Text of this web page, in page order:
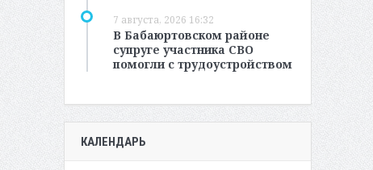
7 августа, 2026 16:32
В Бабаюртовском районе
супруге участника СВО
помогли с трудоустройством
КАЛЕНДАРЬ